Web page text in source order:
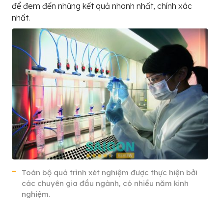
để đem đến những kết quả nhanh nhất, chính xác
nhất.
Toàn bộ quá trình xét nghiệm được thực hiện bởi
các chuyên gia đầu ngành, có nhiều năm kinh
nghiệm.